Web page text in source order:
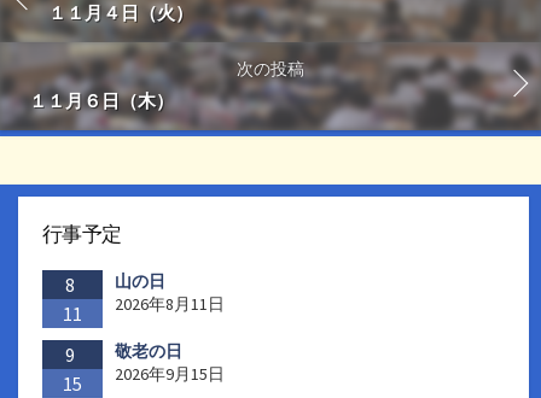
１１月４日（火）
次の投稿
１１月６日（木）
行事予定
8
11
山の日
2026年8月11日
9
15
敬老の日
2026年9月15日